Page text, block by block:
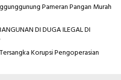
Pameran Pangan Murah
DI DUGA ILEGAL DI
Korupsi Pengoperasian